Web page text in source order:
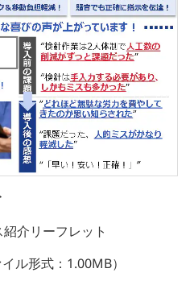
介リーフレット
ル形式：1.00MB）